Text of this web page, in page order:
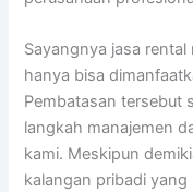
Sayangnya jasa
hanya bisa
Pembatasan tersebut
langkah manajemen
kami. Meskipun
kalangan pribadi